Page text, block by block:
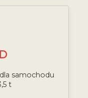
samochodu
t